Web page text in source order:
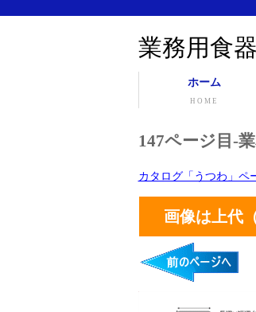
業務用食
ホーム
HOME
147ページ目-
カタログ「うつわ」ペ
画像は上代